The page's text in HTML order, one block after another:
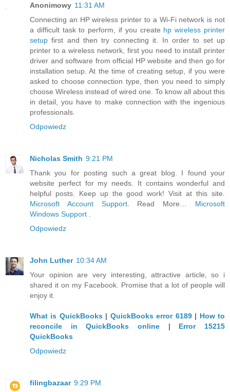
Anonimowy 11:31 AM
Connecting an HP wireless printer to a Wi-Fi network is not
a difficult task to perform, if you create hp wireless printer
setup first and then try connecting it. In order to set up
printer to a wireless network, first you need to install printer
driver and software from official HP website and then go for
installation setup. At the time of creating setup, if you were
asked to choose connection type, then you need to simply
choose Wireless instead of wired one. To know all about this
in detail, you have to make connection with the ingenious
professionals.
Odpowiedz
Nicholas Smith 9:21 PM
Thank you for posting such a great blog. I found your
website perfect for my needs. It contains wonderful and
helpful posts. Keep up the good work! Visit at this site.
Microsoft Account Support. Read More… Microsoft
Windows Support
Odpowiedz
John Luther 10:34 AM
Your opinion are very interesting, attractive article, so i
shared it on my Facebook. Promise that a lot of people will
enjoy it.
What is QuickBooks| QuickBooks error 6189| How to
reconcile in QuickBooks online | Error 15215
QuickBooks
Odpowiedz
filingbazaar 9:29 PM